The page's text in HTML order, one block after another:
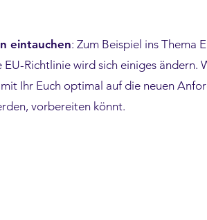
eintauchen: Zum Beispiel ins Thema
EU-Richtlinie wird sich einiges ändern.
Ihr Euch optimal auf die neuen
vorbereiten könnt.